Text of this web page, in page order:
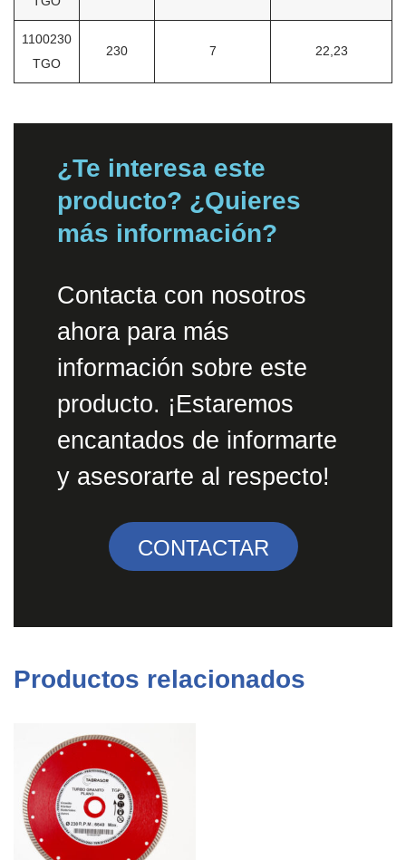
1100230
TGO
230 7 22,23
¿Te interesa este
producto? ¿Quieres
más información?
Contacta con nosotros
ahora para más
información sobre este
producto. ¡Estaremos
encantados de informarte
y asesorarte al respecto!
CONTACTAR
Productos relacionados